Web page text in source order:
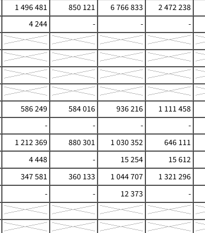
1 496 481 850 121 6 766 833
2 472 238
4 244 - -
-
586 249 584 016 936 216
1 111 458
- - -
-
1 212 369 880 301 1 030 352
646 111
4 448 - 15 254
15 612
347 581 360 133 1 044 707
1 321 296
- - 12 373
-